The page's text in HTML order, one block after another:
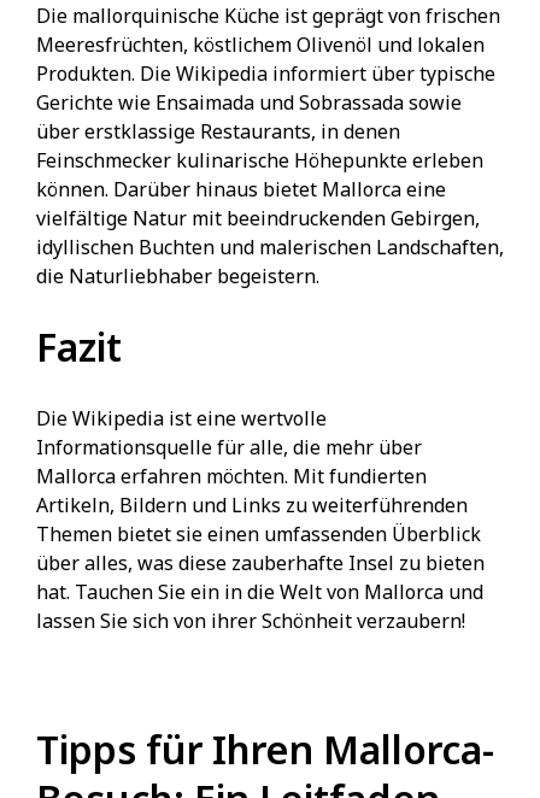
Die mallorquinische Küche ist geprägt von frischen
Meeresfrüchten, köstlichem Olivenöl und lokalen
Produkten. Die Wikipedia informiert über typische
Gerichte wie Ensaimada und Sobrassada sowie
über erstklassige Restaurants, in denen
Feinschmecker kulinarische Höhepunkte erleben
können. Darüber hinaus bietet Mallorca eine
vielfältige Natur mit beeindruckenden Gebirgen,
idyllischen Buchten und malerischen Landschaften,
die Naturliebhaber begeistern.
Fazit
Die Wikipedia ist eine wertvolle
Informationsquelle für alle, die mehr über
Mallorca erfahren möchten. Mit fundierten
Artikeln, Bildern und Links zu weiterführenden
Themen bietet sie einen umfassenden Überblick
über alles, was diese zauberhafte Insel zu bieten
hat. Tauchen Sie ein in die Welt von Mallorca und
lassen Sie sich von ihrer Schönheit verzaubern!
Tipps für Ihren Mallorca-